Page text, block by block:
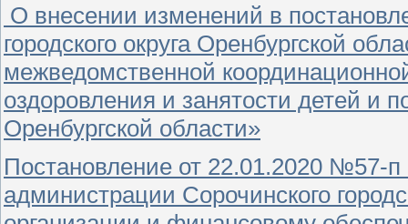
О внесении изменений в
городского округа Оренбургской
межведомственной
оздоровления и занятости детей и
Оренбургской области»
Постановление от 22.01.2020 №57-
администрации Сорочинского